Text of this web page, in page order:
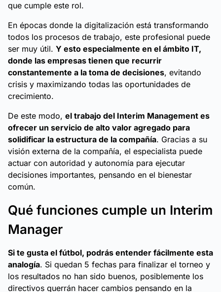
que cumple este rol.
En épocas donde la digitalización está transformando
todos los procesos de trabajo, este profesional puede
ser muy útil. Y esto especialmente en el ámbito IT,
donde las empresas tienen que recurrir
constantemente a la toma de decisiones, evitando
crisis y maximizando todas las oportunidades de
crecimiento.
De este modo, el trabajo del Interim Management es
ofrecer un servicio de alto valor agregado para
solidificar la estructura de la compañía. Gracias a su
visión externa de la compañía, el especialista puede
actuar con autoridad y autonomía para ejecutar
decisiones importantes, pensando en el bienestar
común.
Qué funciones cumple un Interim
Manager
Si te gusta el fútbol, podrás entender fácilmente esta
analogía. Si quedan 5 fechas para finalizar el torneo y
los resultados no han sido buenos, posiblemente los
directivos querrán hacer cambios pensando en la